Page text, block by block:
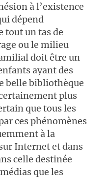
à l’existence
dépend
tout un tas de
ou le milieu
doit être un
ayant des
belle bibliothèque
plus
que tous les
ces phénomènes
à la
Internet et dans
celle destinée
que les